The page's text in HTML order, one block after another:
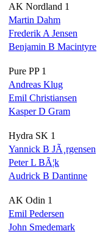
AK Nordland 1
Martin Dahm
Frederik A Jensen
Benjamin B Macintyre
Pure PP 1
Andreas Klug
Emil Christiansen
Kasper D Gram
Hydra SK 1
Yannick B JÃ¸rgensen
Peter L BÃ¦k
Audrick B Dantinne
AK Odin 1
Emil Pedersen
John Smedemark